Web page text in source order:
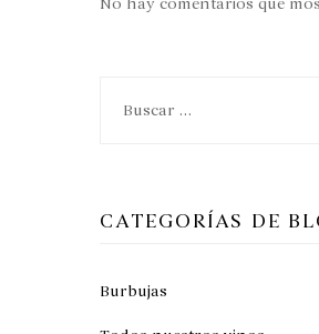
CATEGORÍAS DE
Burbujas